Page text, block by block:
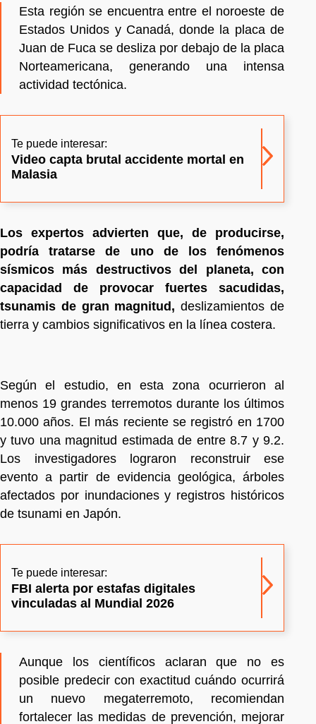
Esta región se encuentra entre el noroeste de
Estados Unidos y Canadá, donde la placa de
Juan de Fuca se desliza por debajo de la placa
Norteamericana, generando una intensa
actividad tectónica.
Te puede interesar:
Video capta brutal accidente mortal en
Malasia
Los expertos advierten que, de producirse,
podría tratarse de uno de los fenómenos
sísmicos más destructivos del planeta, con
capacidad de provocar fuertes sacudidas,
tsunamis de gran magnitud, deslizamientos de
tierra y cambios significativos en la línea costera.
Según el estudio, en esta zona ocurrieron al
menos 19 grandes terremotos durante los últimos
10.000 años. El más reciente se registró en 1700
y tuvo una magnitud estimada de entre 8.7 y 9.2.
Los investigadores lograron reconstruir ese
evento a partir de evidencia geológica, árboles
afectados por inundaciones y registros históricos
de tsunami en Japón.
Te puede interesar:
FBI alerta por estafas digitales
vinculadas al Mundial 2026
Aunque los científicos aclaran que no es
posible predecir con exactitud cuándo ocurrirá
un nuevo megaterremoto, recomiendan
fortalecer las medidas de prevención, mejorar